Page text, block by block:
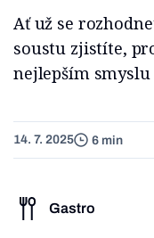
Ať už se
soustu zjistíte,
nejlepším
14. 7. 2025 6 min
Gastro